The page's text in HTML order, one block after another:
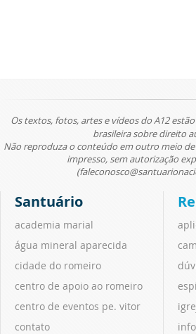
Os textos, fotos, artes e vídeos do A12
brasileira sobre direito
Não reproduza o conteúdo em outro meio
impresso, sem autorização
Santuário
academia marial
água mineral aparecida
cidade do romeiro
centro de apoio ao romeiro
centro de eventos pe. vitor
contato